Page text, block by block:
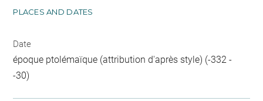
PLACES AND DATES
Date
époque ptolémaïque (attribution d'après style) (-332 -
-30)